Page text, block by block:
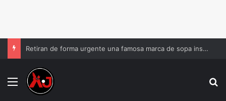
Retiran de forma urgente una famosa marca de sopa instantánea; podría causar reacciones mortales
Menu